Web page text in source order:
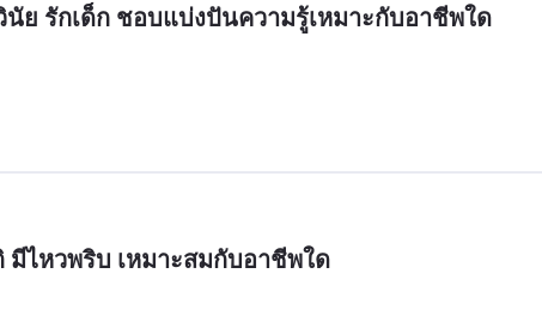
นัย รักเด็ก ชอบแบ่งปันความรู้เหมาะกับอาชีพใด
ไหวพริบ เหมาะสมกับอาชีพใด